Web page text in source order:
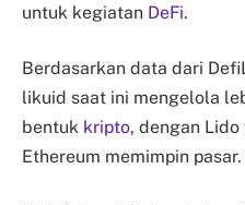
untuk kegiatan DeFi.
Berdasarkan data dari
likuid saat ini mengelola
bentuk kripto, dengan
Ethereum memimpin pasar.